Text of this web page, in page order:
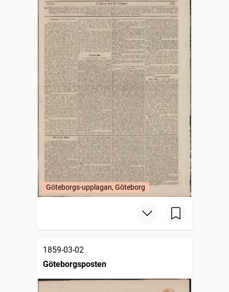
Göteborgs-upplagan, Göteborg
1859-03-02
Göteborgsposten